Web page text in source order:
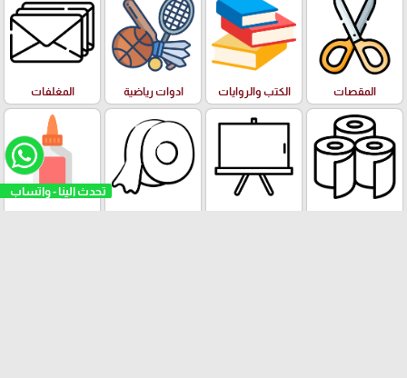
تحدث الينا - واتساب
المقصات الكتب والروايات ادوات رياضية المغلفات